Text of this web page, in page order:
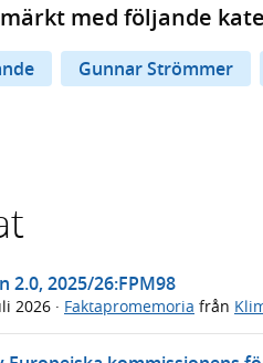
med följande
Gunnar Strömmer
2.0, 2025/26:FPM98
2026 · Faktapromemoria från